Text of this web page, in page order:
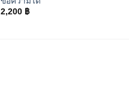
2,200 ฿